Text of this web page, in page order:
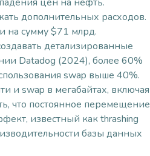
дополнительных расходов.
на сумму $71 млрд.
детализированные
Datadog (2024), более 60%
swap выше 40%.
и swap в мегабайтах, включая
что постоянное перемещение
известный как thrashing
базы данных